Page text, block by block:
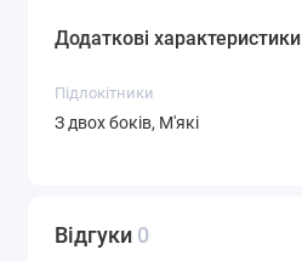
Додаткові характеристики
Підлокітники
З двох боків, М'які
Відгуки 0